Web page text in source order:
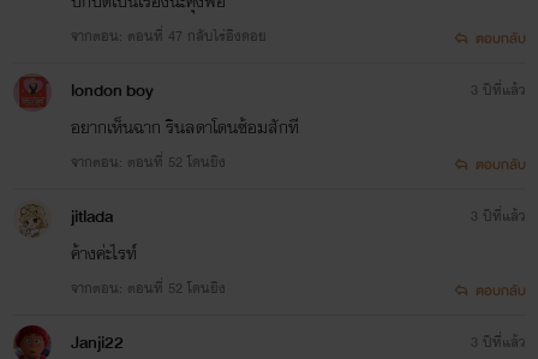
จากตอน: ตอนที่ 47 กลับไร่อิงดอย ตอบกลับ
london boy
อยากเห็นฉาก รินลดาโดนซ้อมสักที
จากตอน: ตอนที่ 52 โดนยิง
3 ปีที่แล้ว
ตอบกลับ
jitlada
ค้างค่ะไรท์
จากตอน: ตอนที่ 52 โดนยิง
3 ปีที่แล้ว
ตอบกลับ
Janji22 3 ปีที่แล้ว